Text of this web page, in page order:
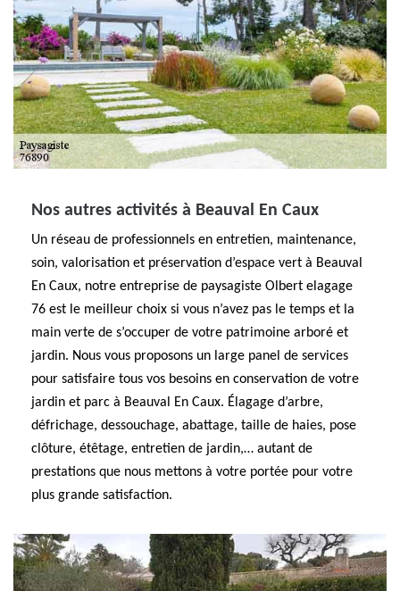
Nos autres activités à Beauval En Caux
Un réseau de professionnels en entretien, maintenance,
soin, valorisation et préservation d’espace vert à Beauval
En Caux, notre entreprise de paysagiste Olbert elagage
76 est le meilleur choix si vous n’avez pas le temps et la
main verte de s’occuper de votre patrimoine arboré et
jardin. Nous vous proposons un large panel de services
pour satisfaire tous vos besoins en conservation de votre
jardin et parc à Beauval En Caux. Élagage d’arbre,
défrichage, dessouchage, abattage, taille de haies, pose
clôture, étêtage, entretien de jardin,… autant de
prestations que nous mettons à votre portée pour votre
plus grande satisfaction.